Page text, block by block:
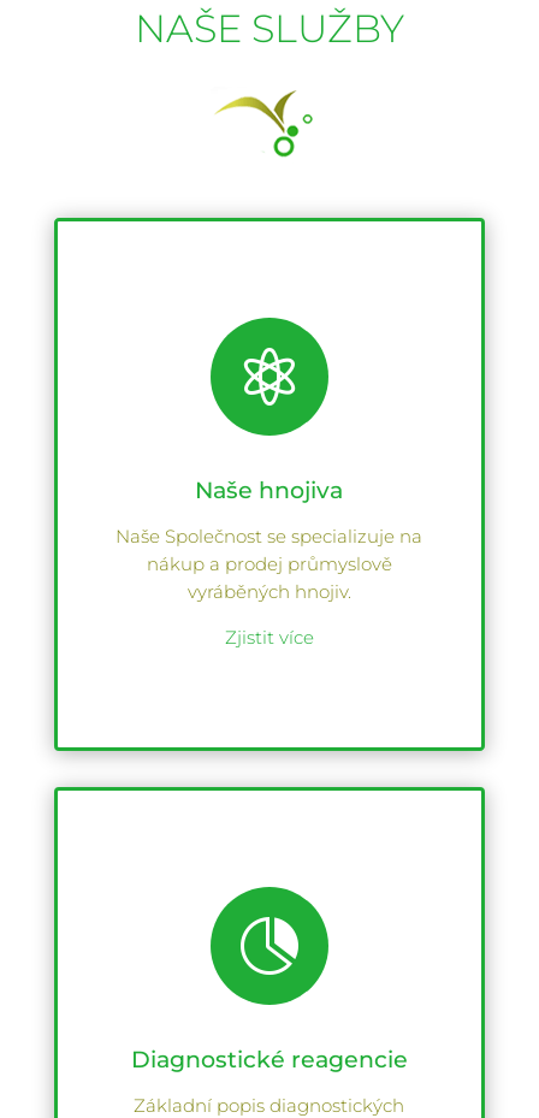
NAŠE SLUŽBY

Naše hnojiva
Naše Společnost se specializuje na
nákup a prodej průmyslově
vyráběných hnojiv.
Zjistit více

Diagnostické reagencie
Základní popis diagnostických